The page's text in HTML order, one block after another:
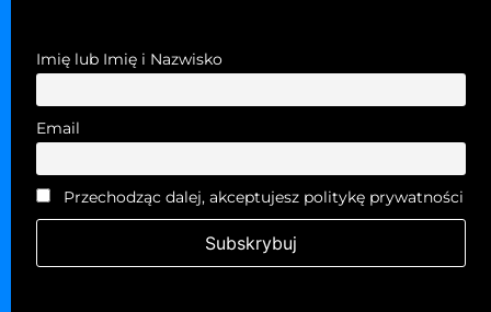
Imię lub Imię i Nazwisko
Email
Przechodząc dalej, akceptujesz politykę prywatności